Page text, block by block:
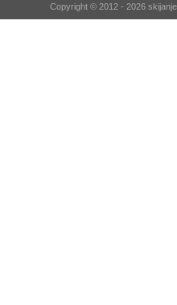
Copyright © 2012 - 2026